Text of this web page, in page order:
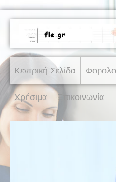
Κεντρική Σελίδα
Χρήσιμα Επικοινωνία